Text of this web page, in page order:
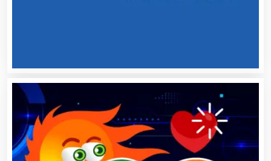
Autopartes Eléctricas
Avaluos